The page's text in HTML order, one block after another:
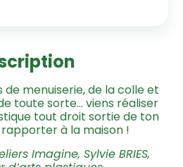
de menuiserie, de la colle et
toute sorte… viens réaliser
tout droit sortie de ton
à la maison !
Imagine, Sylvie BRIES,